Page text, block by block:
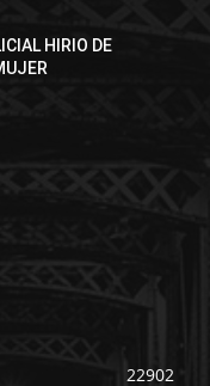
HIRIO DE
22902